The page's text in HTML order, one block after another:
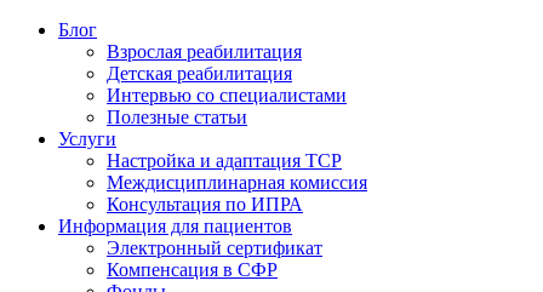
Блог
Взрослая реабилитация
Детская реабилитация
Интервью со специалистами
Полезные статьи
Услуги
Настройка и адаптация ТСР
Междисциплинарная комиссия
Консультация по ИПРА
Информация для пациентов
Электронный сертификат
Компенсация в СФР